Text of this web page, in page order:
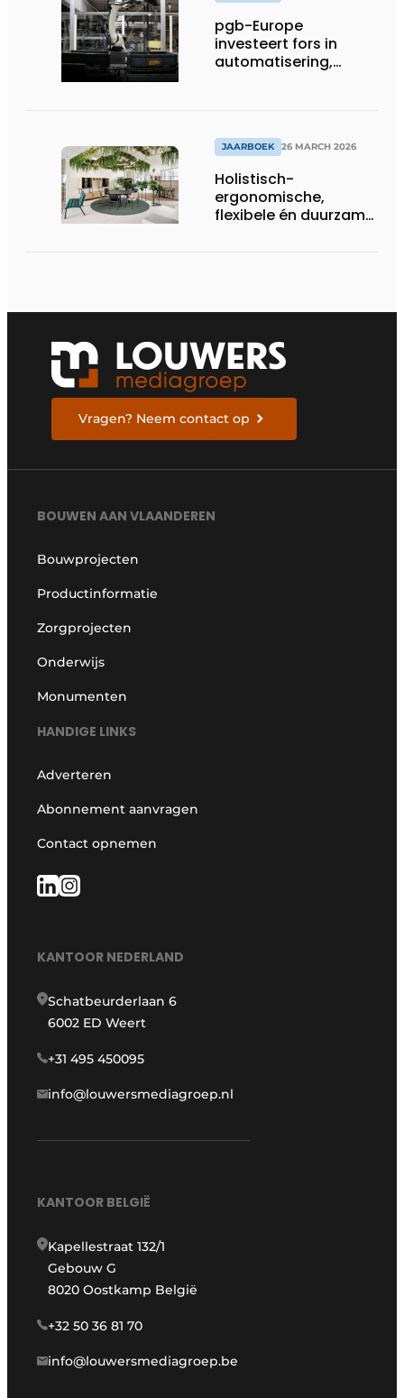
pgb-Europe
investeert fors in
automatisering,
JAARBOEK 26 MARCH 2026
Holistisch-
ergonomische,
flexibele én duurzame
Vragen? Neem contact op
BOUWEN AAN VLAANDEREN
Bouwprojecten
Productinformatie
Zorgprojecten
Onderwijs
Monumenten
HANDIGE LINKS
Adverteren
Abonnement aanvragen
Contact opnemen
KANTOOR NEDERLAND
Schatbeurderlaan 6
6002 ED Weert
+31 495 450095
info@louwersmediagroep.nl
KANTOOR BELGIË
Kapellestraat 132/1
Gebouw G
8020 Oostkamp België
+32 50 36 81 70
info@louwersmediagroep.be